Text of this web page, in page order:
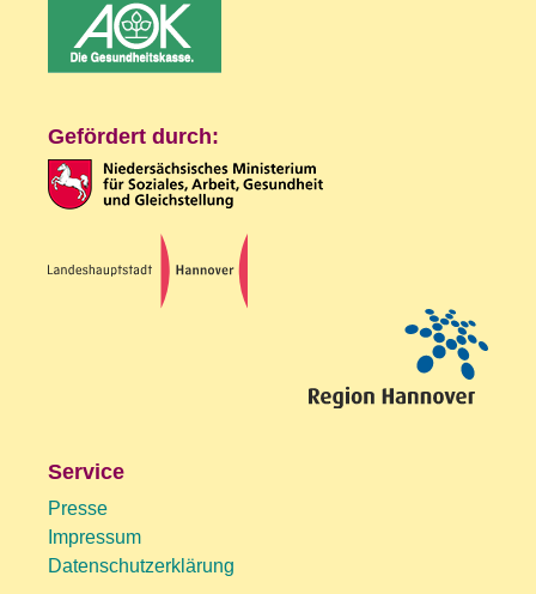
Gefördert durch:
Service
Presse
Impressum
Datenschutzerklärung